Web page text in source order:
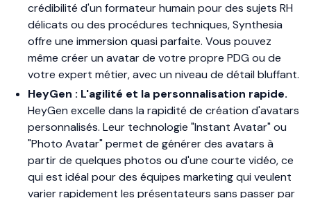
crédibilité d'un formateur humain pour des sujets RH
délicats ou des procédures techniques, Synthesia
offre une immersion quasi parfaite. Vous pouvez
même créer un avatar de votre propre PDG ou de
votre expert métier, avec un niveau de détail bluffant.
HeyGen : L'agilité et la personnalisation rapide.
HeyGen excelle dans la rapidité de création d'avatars
personnalisés. Leur technologie "Instant Avatar" ou
"Photo Avatar" permet de générer des avatars à
partir de quelques photos ou d'une courte vidéo, ce
qui est idéal pour des équipes marketing qui veulent
varier rapidement les présentateurs sans passer par